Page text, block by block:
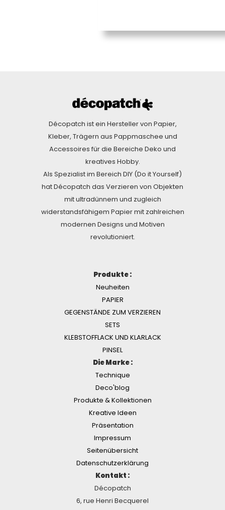
Décopatch ist ein Hersteller von Papier,
Kleber, Trägern aus Pappmaschee und
Accessoires für die Bereiche Deko und
kreatives Hobby.
Als Spezialist im Bereich DIY (Do it Yourself)
hat Décopatch das Verzieren von Objekten
mit ultradünnem und zugleich
widerstandsfähigem Papier mit zahlreichen
modernen Designs und Motiven
revolutioniert.
Produkte :
Neuheiten
PAPIER
GEGENSTÄNDE ZUM VERZIEREN
SETS
KLEBSTOFFLACK UND KLARLACK
PINSEL
Die Marke :
Technique
Deco'blog
Produkte & Kollektionen
Kreative Ideen
Präsentation
Impressum
Seitenübersicht
Datenschutzerklärung
Kontakt :
Décopatch
6, rue Henri Becquerel